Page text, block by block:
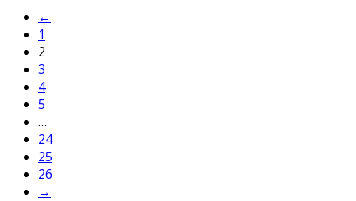
←
1
2
3
4
5
…
24
25
26
→